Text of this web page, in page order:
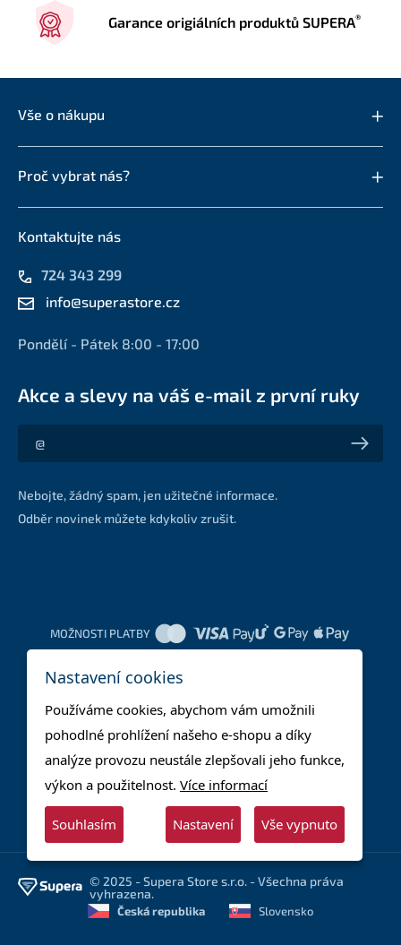
Garance origiálních produktů SUPERA®
Vše o nákupu
Proč vybrat nás?
Kontaktujte nás
724 343 299
info@superastore.cz
Pondělí - Pátek 8:00 - 17:00
Akce a slevy na váš e-mail z první ruky
Akce a slevy na váš e-mail z první ruky
Nebojte, žádný spam, jen užitečné informace.
Odběr novinek můžete kdykoliv zrušit.
MOŽNOSTI PLATBY
© 2025 - Supera Store s.r.o. - Všechna práva
vyhrazena.
Česká republika Slovensko
Nastavení cookies
Používáme cookies, abychom vám umožnili
pohodlné prohlížení našeho e-shopu a díky
analýze provozu neustále zlepšovali jeho funkce,
výkon a použitelnost. Více informací
Souhlasím Nastavení Vše vypnuto